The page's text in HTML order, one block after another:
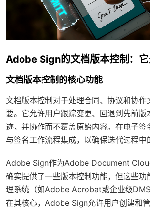
Adobe Sign的文档版本控制：它
文档版本控制的核心功能
文档版本控制对于处理合同、协议和协作
要。它允许用户跟踪变更、回退到先前版
迹，并协作而不覆盖原始内容。在电子签
与签名工作流程集成，以确保迭代过程中
Adobe Sign作为Adobe Document
确实提供了一些版本控制功能，但这些功
理系统（如Adobe Acrobat或企业级DMS
在其核心，Adobe Sign允许用户创建和